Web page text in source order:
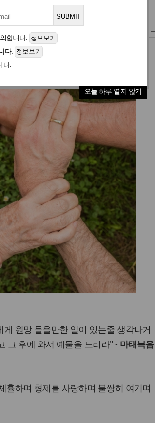
합니다.
다.
다.
오늘 하루 열지 않기
원망 들을만한 일이 있는줄 생각나거
그 후에 와서 예물을 드리라" - 마태복음
휼하며 형제를 사랑하며 불쌍히 여기며